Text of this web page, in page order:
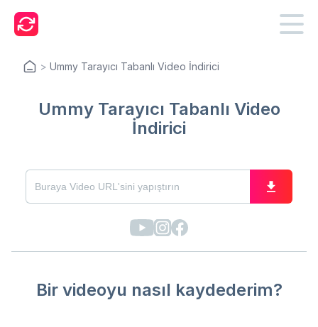
> Ummy Tarayıcı Tabanlı Video İndirici
Ummy Tarayıcı Tabanlı Video
İndirici
Bir videoyu nasıl kaydederim?